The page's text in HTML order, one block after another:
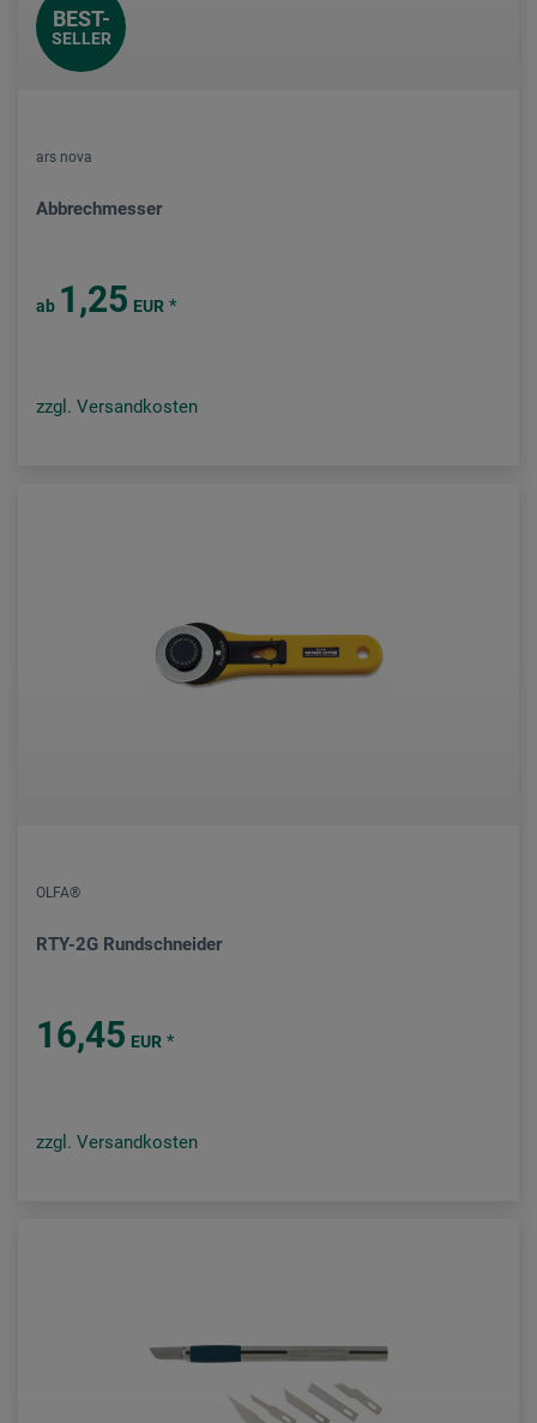
BEST-
SELLER
ars nova
Abbrechmesser
ab 1,25 EUR *
zzgl. Versandkosten
OLFA®
RTY-2G Rundschneider
16,45 EUR *
zzgl. Versandkosten